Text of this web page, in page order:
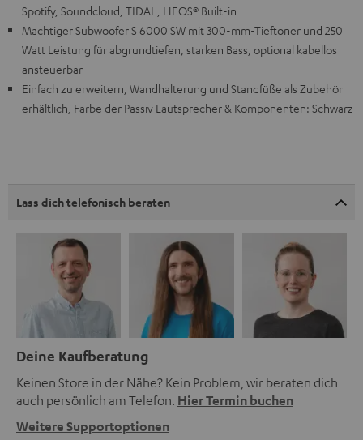
Spotify, Soundcloud, TIDAL, HEOS® Built-in
Mächtiger Subwoofer S 6000 SW mit 300-mm-Tieftöner und 250
Watt Leistung für abgrundtiefen, starken Bass, optional kabellos
ansteuerbar
Einfach zu erweitern, Wandhalterung und Standfüße als Zubehör
erhältlich, Farbe der Passiv Lautsprecher & Komponenten: Schwarz
Lass dich telefonisch beraten
Deine Kaufberatung
Keinen Store in der Nähe? Kein Problem, wir beraten dich
auch persönlich am Telefon. Hier Termin buchen
Weitere Supportoptionen